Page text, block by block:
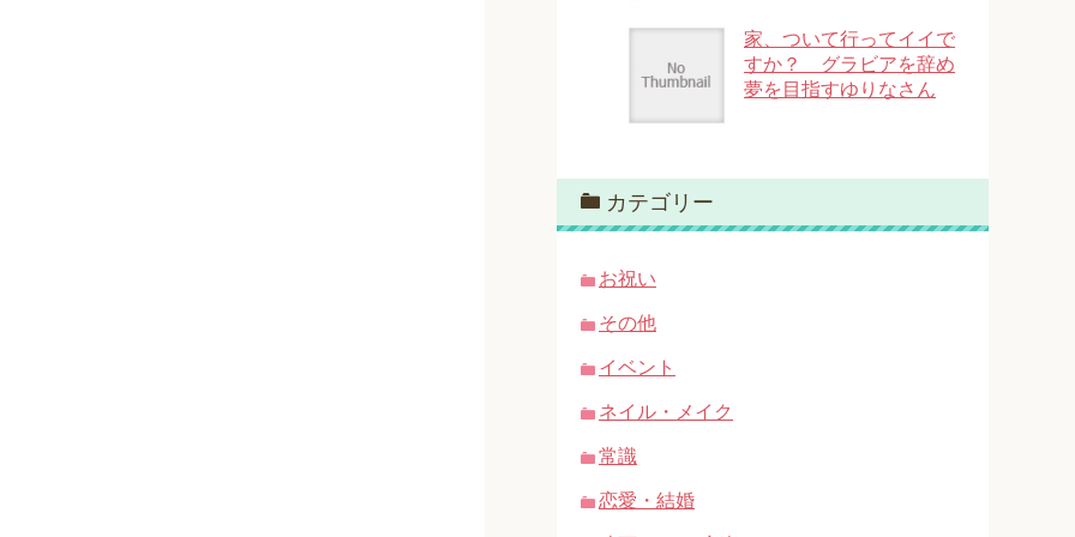
家、ついて行ってイイで
すか？ グラビアを辞め
夢を目指すゆりなさん
カテゴリー
お祝い
その他
イベント
ネイル・メイク
常識
恋愛・結婚